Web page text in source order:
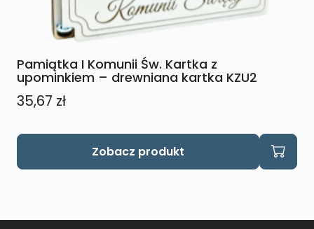
Pamiątka I Komunii Św. Kartka z
upominkiem – drewniana kartka KZU2
35,67 zł
Zobacz produkt